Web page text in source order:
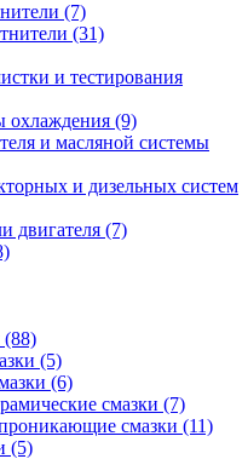
(7)
(31)
и тестирования
охлаждения (9)
и масляной системы
и дизельных систем
двигателя (7)
(88)
(5)
(6)
смазки (7)
смазки (11)
(5)